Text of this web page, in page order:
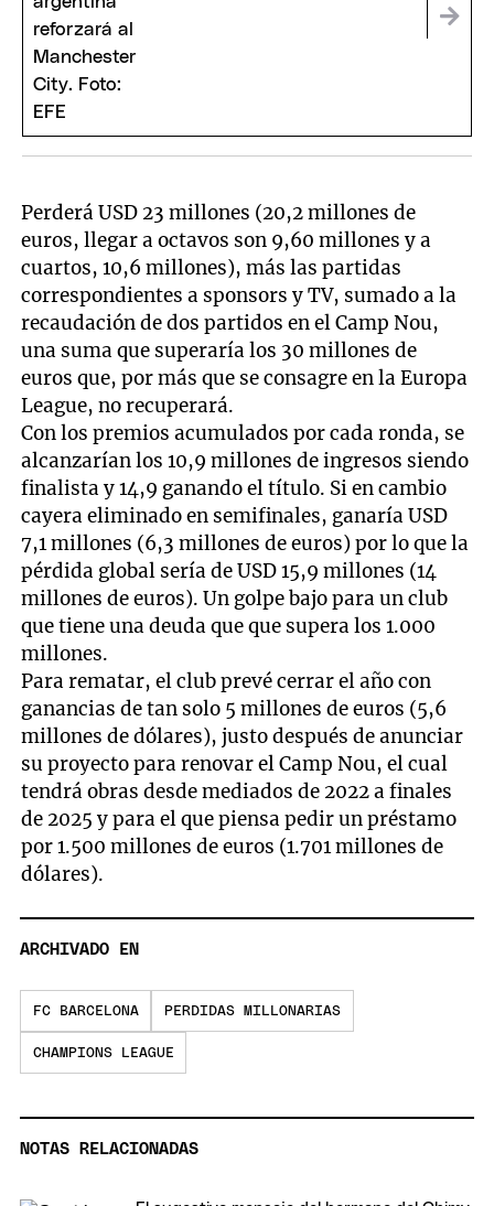
Perderá USD 23 millones (20,2 millones de
euros, llegar a octavos son 9,60 millones y a
cuartos, 10,6 millones), más las partidas
correspondientes a sponsors y TV, sumado a la
recaudación de dos partidos en el Camp Nou,
una suma que superaría los 30 millones de
euros que, por más que se consagre en la Europa
League, no recuperará.
Con los premios acumulados por cada ronda, se
alcanzarían los 10,9 millones de ingresos siendo
finalista y 14,9 ganando el título. Si en cambio
cayera eliminado en semifinales, ganaría USD
7,1 millones (6,3 millones de euros) por lo que la
pérdida global sería de USD 15,9 millones (14
millones de euros). Un golpe bajo para un club
que tiene una deuda que que supera los 1.000
millones.
Para rematar, el club prevé cerrar el año con
ganancias de tan solo 5 millones de euros (5,6
millones de dólares), justo después de anunciar
su proyecto para renovar el Camp Nou, el cual
tendrá obras desde mediados de 2022 a finales
de 2025 y para el que piensa pedir un préstamo
por 1.500 millones de euros (1.701 millones de
dólares).
ARCHIVADO EN
FC BARCELONA PERDIDAS MILLONARIAS
CHAMPIONS LEAGUE
NOTAS RELACIONADAS